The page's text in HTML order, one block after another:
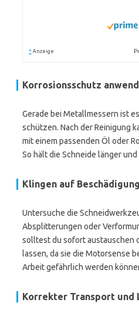
* Anzeige
Korrosionsschutz
Gerade bei Metallmessern ist
schützen. Nach der Reinigung
mit einem passenden Öl oder
So hält die Schneide länger
Klingen auf
Untersuche die
Absplitterungen oder
solltest du sofort austauschen
lassen, da sie die Motorsense
Arbeit gefährlich werden
Korrekter Transport und